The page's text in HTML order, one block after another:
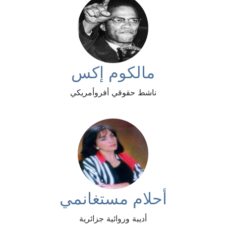
مالكوم إكس
ناشط حقوقي أفروأمريكي
أحلام مستغانمي
أديبة وروائية جزائرية